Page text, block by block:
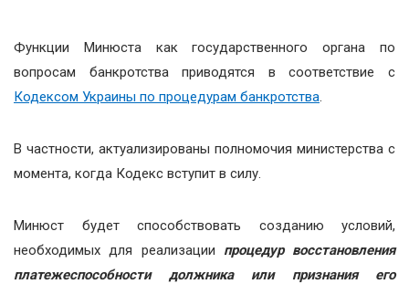
Функции Минюста как государственного органа по
вопросам банкротства приводятся в соответствие с
Кодексом Украины по процедурам банкротства.
В частности, актуализированы полномочия министерства с
момента, когда Кодекс вступит в силу.
Минюст будет способствовать созданию условий,
необходимых для реализации процедур восстановления
платежеспособности должника или признания его